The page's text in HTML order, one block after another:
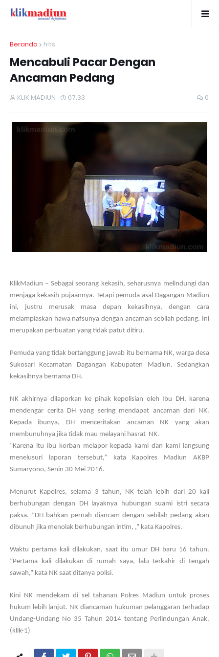
Beranda hits
Mencabuli Pacar Dengan
Ancaman Pedang
KLIK MADIUN 07.33 0
KlikMadiun – Sebagai seorang kekasih, seharusnya melindungi dan
menjaga kekasih pujaannya. Tetapi pemuda asal Dagangan Madiun
ini, justru merusak masa depan kekasihnya, dengan cara
melampiaskan hawa nafsunya dengan ancaman sebilah pedang. Ini
merupakan perbuatan yang tidak patut ditiru.
Pemuda yang tidak bertanggung jawab itu bernama NK, warga desa
Sukosari Kecamatan Dagangan Kabupaten Madiun. Sedangkan
kekasihnya bernama DH.
NK akhirnya dilaporkan ke pihak kepolisian oleh Ibu DH, karena
mendengar cerita DH yang sering mendapat ancaman dari NK.
Kepada ibunya, DH menceritakan ancaman NK yang akan
membunuhnya jika tidak mau melayani hasrat NK.
“Karena itu ibu korban melapor kepada kami dan kami langsung
menelusuri laporan tersebut,” kata Kapolres Madiun AKBP
Sumaryono, Senin 30 Mei 2016.
Menurut Kapolres, selama 3 tahun, NK telah lebih dari 20 kali
berhubungan dengan DH layaknya hubungan suami istri secara
paksa. “DH bahkan pernah diancam dengan sebilah pedang akan
dibunuh jika menolak berhubungan intim, ,” kata Kapolres.
Waktu pertama kali dilakukan, saat itu umur DH baru 16 tahun.
“Pertama kali dilakukan di rumah saya, lalu terkahir di tengah
sawah,” kata NK saat ditanya polisi.
Kini NK mendekam di sel tahanan Polres Madiun untuk proses
hukum lebih lanjut. NK diancaman hukuman pelanggaran terhadap
Undang-Undang No 35 Tahun 2014 tentang Perlindungan Anak.
(klik-1)